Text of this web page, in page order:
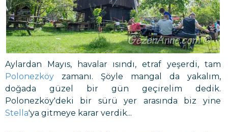
Aylardan Mayıs, havalar ısındı, etraf yeşerdi, tam
Polonezköy zamanı. Şöyle mangal da yakalım,
doğada güzel bir gün geçirelim dedik.
Polonezköy'deki bir sürü yer arasında biz yine
Stella'ya gitmeye karar verdik...